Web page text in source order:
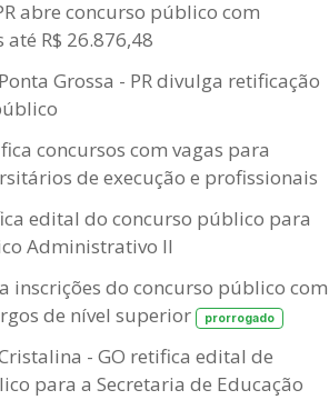
abre concurso público com
R$ 26.876,48
Grossa - PR divulga retificação
concursos com vagas para
de execução e profissionais
edital do concurso público para
Administrativo II
inscrições do concurso público com
de nível superior
prorrogado
- GO retifica edital de
para a Secretaria de Educação